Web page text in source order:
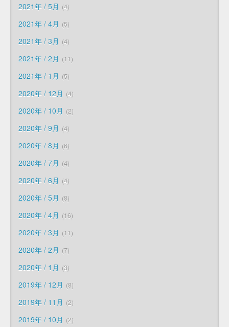
2021年 / 5月 4
2021年 / 4月 5
2021年 / 3月 4
2021年 / 2月 11
2021年 / 1月 5
2020年 / 12月 4
2020年 / 10月 2
2020年 / 9月 4
2020年 / 8月 6
2020年 / 7月 4
2020年 / 6月 4
2020年 / 5月 8
2020年 / 4月 16
2020年 / 3月 11
2020年 / 2月 7
2020年 / 1月 3
2019年 / 12月 8
2019年 / 11月 2
2019年 / 10月 2